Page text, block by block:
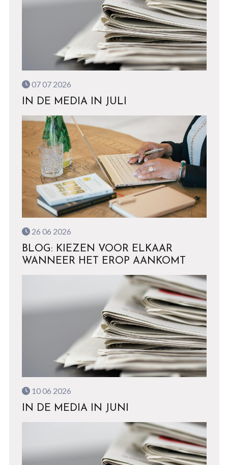
07 07 2026
IN DE MEDIA IN JULI
26 06 2026
BLOG: KIEZEN VOOR ELKAAR
WANNEER HET EROP AANKOMT
10 06 2026
IN DE MEDIA IN JUNI